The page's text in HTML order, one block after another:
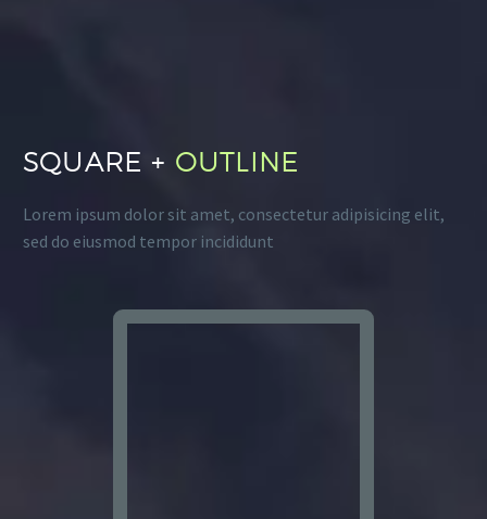
SQUARE + OUTLINE
Lorem ipsum dolor sit amet, consectetur adipisicing elit,
sed do eiusmod tempor incididunt